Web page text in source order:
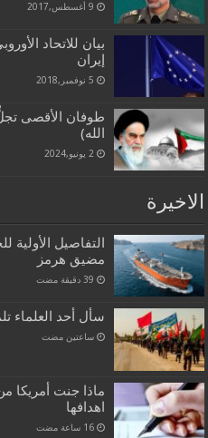
9 أغسطس,2017
بيان للاتحاد
إيران
5 نوفمبر,2018
طوفان الأقصى تجلٍّ
الله)
2 يونيو,2024
الاخيرة
التفاصيل الأولية
مضيق هرمز
سأل أحد العلماء
‏ساعتين مضت
ماذا جنت أمريكا
اهدافها
‏16 ساعة مضت